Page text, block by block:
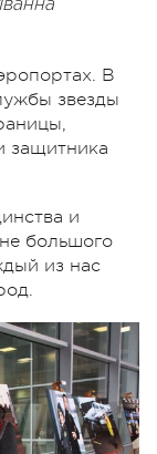
В
звезды
защитника
и
большого
из нас